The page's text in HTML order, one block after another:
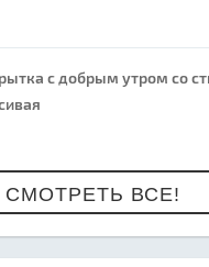
с добрым утром со
СМОТРЕТЬ ВСЕ!